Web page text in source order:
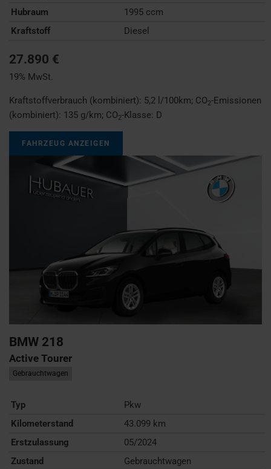
Hubraum
1995 ccm
Kraftstoff
Diesel
27.890 €
19% MwSt.
Kraftstoffverbrauch (kombiniert): 5,2 l/100km; CO2-Emissionen
(kombiniert): 135 g/km; CO2-Klasse: D
FAHRZEUG ANZEIGEN
BMW 218
Active Tourer
Gebrauchtwagen
Typ
Pkw
Kilometerstand
43.099 km
Erstzulassung
05/2024
Zustand
Gebrauchtwagen